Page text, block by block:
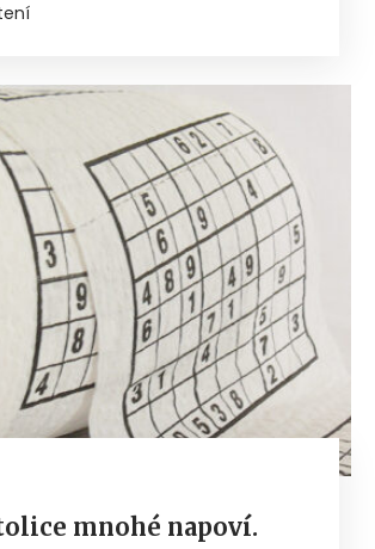
mnohé napoví.